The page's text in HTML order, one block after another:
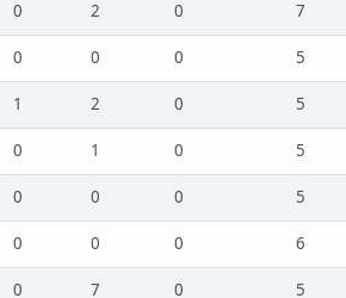
0 2 0
7
0 0 0
5
1 2 0
5
0 1 0
5
0 0 0
5
0 0 0
6
0 7 0
5